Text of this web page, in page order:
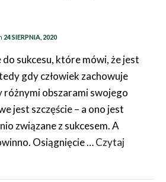
24 SIERPNIA, 2020
sukcesu, które mówi, że jest
gdy człowiek zachowuje
różnymi obszarami swojego
jest szczęście – a ono jest
związane z sukcesem. A
Osiągnięcie …Czytaj